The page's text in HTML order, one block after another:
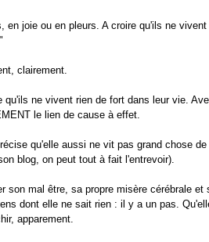
en joie ou en pleurs. A croire qu'ils ne vivent
clairement.
qu'ils ne vivent rien de fort dans leur vie.
le lien de cause à effet.
qu'elle aussi ne vit pas grand chose
blog, on peut tout à fait l'entrevoir).
son mal être, sa propre misère cérébrale et
dont elle ne sait rien : il y a un pas.
apparement.